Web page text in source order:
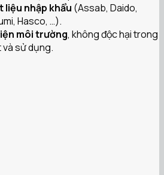
liệu nhập khẩu (Assab, Daido,
Hasco, …).
môi trường, không độc hại trong
sử dụng.